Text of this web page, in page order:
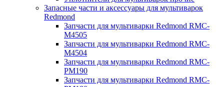
Запасные части и аксессуары для мультиварок
Redmond
Запчасти для мультиварки Redmond RMC-
M4505
Запчасти для мультиварки Redmond RMC-
M4504
Запчасти для мультиварки Redmond RMC-
PM190
Запчасти для мультиварки Redmond RMC-